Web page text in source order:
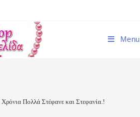
Menu
Χρόνια Πολλά Στέφανε και Στεφανία.!